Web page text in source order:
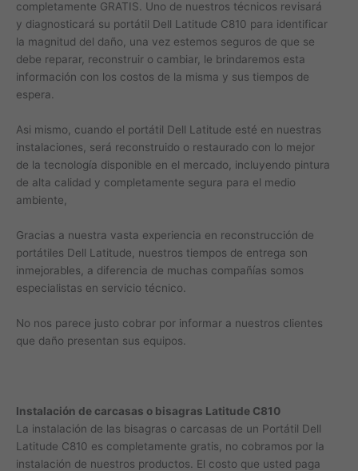
completamente GRATIS. Uno de nuestros técnicos revisará
y diagnosticará su portátil Dell Latitude C810 para identificar
la magnitud del daño, una vez estemos seguros de que se
debe reparar, reconstruir o cambiar, le brindaremos esta
información con los costos de la misma y sus tiempos de
espera.
Asi mismo, cuando el portátil Dell Latitude esté en nuestras
instalaciones, será reconstruido o restaurado con lo mejor
de la tecnología disponible en el mercado, incluyendo pintura
de alta calidad y completamente segura para el medio
ambiente,
Gracias a nuestra vasta experiencia en reconstrucción de
portátiles Dell Latitude, nuestros tiempos de entrega son
inmejorables, a diferencia de muchas compañías somos
especialistas en servicio técnico.
No nos parece justo cobrar por informar a nuestros clientes
que daño presentan sus equipos.
Instalación de carcasas o bisagras Latitude C810
La instalación de las bisagras o carcasas de un Portátil Dell
Latitude C810 es completamente gratis, no cobramos por la
instalación de nuestros productos. El costo que usted paga